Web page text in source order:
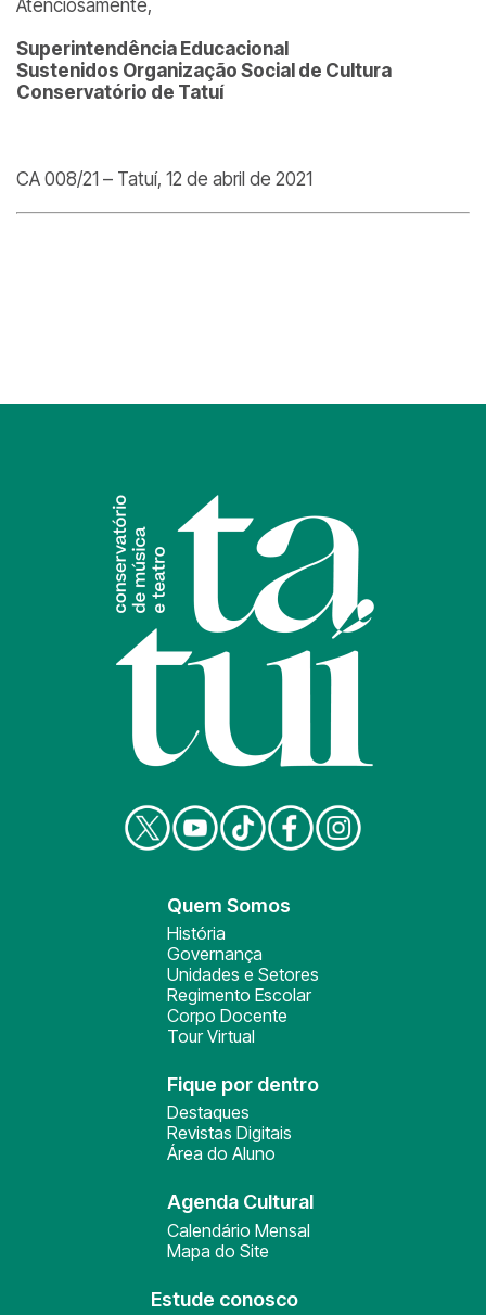
Atenciosamente,
Superintendência Educacional
Sustenidos Organização Social de Cultura
Conservatório de Tatuí
CA 008/21 – Tatuí, 12 de abril de 2021
Quem Somos
História
Governança
Unidades e Setores
Regimento Escolar
Corpo Docente
Tour Virtual
Fique por dentro
Destaques
Revistas Digitais
Área do Aluno
Agenda Cultural
Calendário Mensal
Mapa do Site
Estude conosco